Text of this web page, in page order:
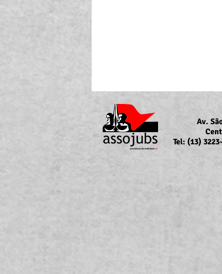
Portaria Nº 10.855/2026
sobre a atualização da
Av.
Tel: (13)